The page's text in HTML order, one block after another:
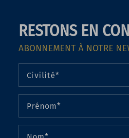
RESTONS EN
ABONNEMENT À NOTRE